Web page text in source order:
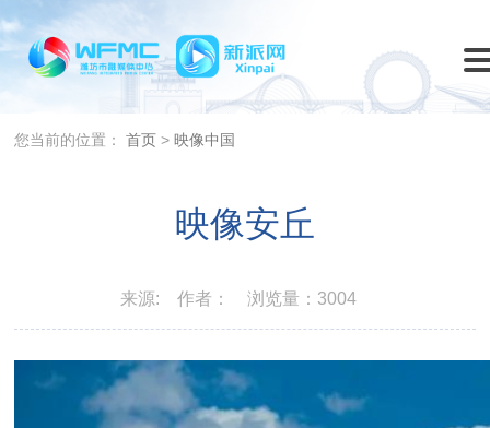
您当前的位置：首页 >映像中国
映像安丘
来源: 作者： 浏览量：3004